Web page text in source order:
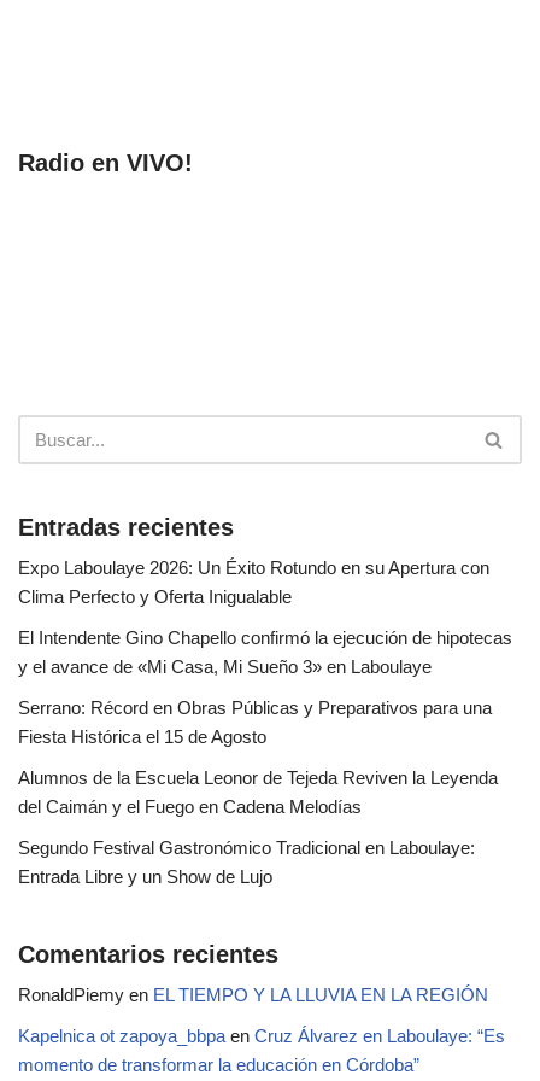
Radio en VIVO!
Entradas recientes
Expo Laboulaye 2026: Un Éxito Rotundo en su Apertura con
Clima Perfecto y Oferta Inigualable
El Intendente Gino Chapello confirmó la ejecución de hipotecas
y el avance de «Mi Casa, Mi Sueño 3» en Laboulaye
Serrano: Récord en Obras Públicas y Preparativos para una
Fiesta Histórica el 15 de Agosto
Alumnos de la Escuela Leonor de Tejeda Reviven la Leyenda
del Caimán y el Fuego en Cadena Melodías
Segundo Festival Gastronómico Tradicional en Laboulaye:
Entrada Libre y un Show de Lujo
Comentarios recientes
RonaldPiemy en EL TIEMPO Y LA LLUVIA EN LA REGIÓN
Kapelnica ot zapoya_bbpa en Cruz Álvarez en Laboulaye: “Es
momento de transformar la educación en Córdoba”